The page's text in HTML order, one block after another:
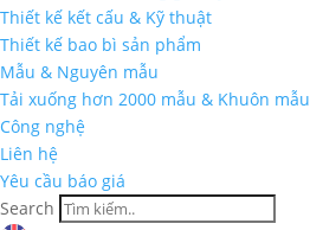
Thiết kế kết cấu & Kỹ thuật
Thiết kế bao bì sản phẩm
Mẫu & Nguyên mẫu
Tải xuống hơn 2000 mẫu & Khuôn mẫu
Công nghệ
Liên hệ
Yêu cầu báo giá
Search